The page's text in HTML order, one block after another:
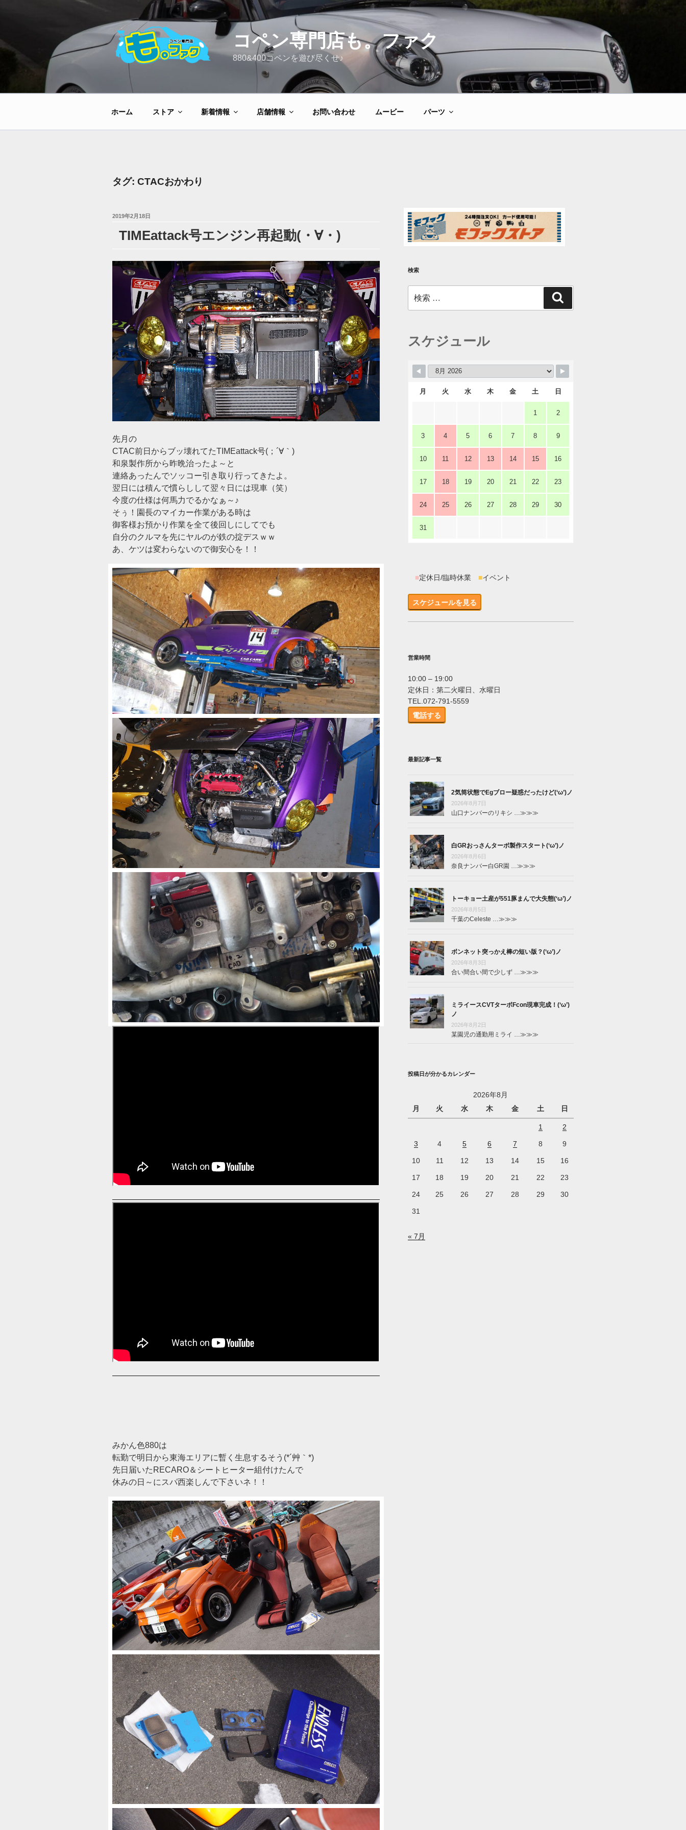
キ
コペン専門店も。ファク
880&400コペンを遊び尽くせ♪
ホーム ストア 新着情報 店舗情報 お問い合わせ ムービー パーツ
タグ: CTACおかわり
投
日:
2019年2月18日
TIMEattack号エンジン再起動(・∀・)
先月の
CTAC前日からブッ壊れてたTIMEattack号(；´∀｀)
和泉製作所から昨晩治ったよ～と
連絡あったんでソッコー引き取り行ってきたよ。
翌日には積んで慣らしして翌々日には現車（笑）
今度の仕様は何馬力でるかなぁ～♪
そぅ！園長のマイカー作業がある時は
御客様お預かり作業を全て後回しにしてでも
自分のクルマを先にヤルのが鉄の掟デスｗｗ
あ、ケツは変わらないので御安心を！！
みかん色880は
転勤で明日から東海エリアに暫く生息するそう(*´艸｀*)
先日届いたRECARO＆シートヒーター組付けたんで
休みの日～にスパ西楽しんで下さいネ！！
検索
索:
索
スケジュール
月 火 水 木 金 土 日
1 2
3 4 5 6 7 8 9
10 11 12 13 14 15 16
17 18 19 20 21 22 23
24 25 26 27 28 29 30
31
■定休日/臨時休業 ■イベント
スケジュールを見る
営業時間
10:00 – 19:00
定休日：第二火曜日、水曜日
TEL.072-791-5559
電話する
最新記事一覧
2気筒状態でEgブロー疑惑だったけど(‘ω’)ノ
2026年8月7日
山口ナンバーのリキシ …≫≫≫
白GRおっさんターボ製作スタート(‘ω’)ノ
2026年8月6日
奈良ナンバー白GR園 …≫≫≫
トーキョー土産が551豚まんで大失態(‘ω’)ノ
2026年8月5日
千葉のCeleste …≫≫≫
ボンネット突っかえ棒の短い版？(‘ω’)ノ
2026年8月3日
合い間合い間で少しず …≫≫≫
ミライースCVTターボFcon現車完成！(‘ω’)
ノ
2026年8月2日
某園児の通勤用ミライ …≫≫≫
投稿日が分かるカレンダー
2026年8月
月
火 水 木 金 土 日
1 2
3 4 5 6 7 8 9
10 11 12 13 14 15 16
17 18 19 20 21 22 23
24 25 26 27 28 29 30
31
« 7月